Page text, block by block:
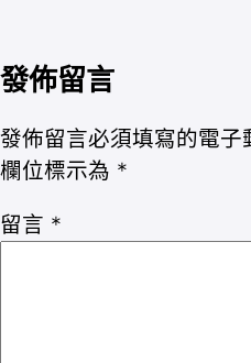
發佈留言
發佈留言必須填寫的電子
欄位標示為 *
留言 *